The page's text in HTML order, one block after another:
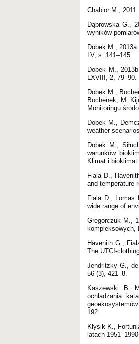
Chabior M.,
Dąbrowska G.,
wyników
Dobek M.,
LV, s. 141–145.
Dobek M.,
LXVIII, 2, 79–90.
Dobek M.,
Bochenek, M.
Monitoringu
Dobek M.,
weather
Dobek M.,
warunków
Klimat i
Fiala D.,
and temperature
Fiala D., Lomas
wide range of
Gregorczuk M.,
kompleksowych,
Havenith G.,
The UTCI-
Jendritzky G.,
56 (3), 421–8.
Kaszewski B.
ochładzania
192.
Kłysik K.,
latach